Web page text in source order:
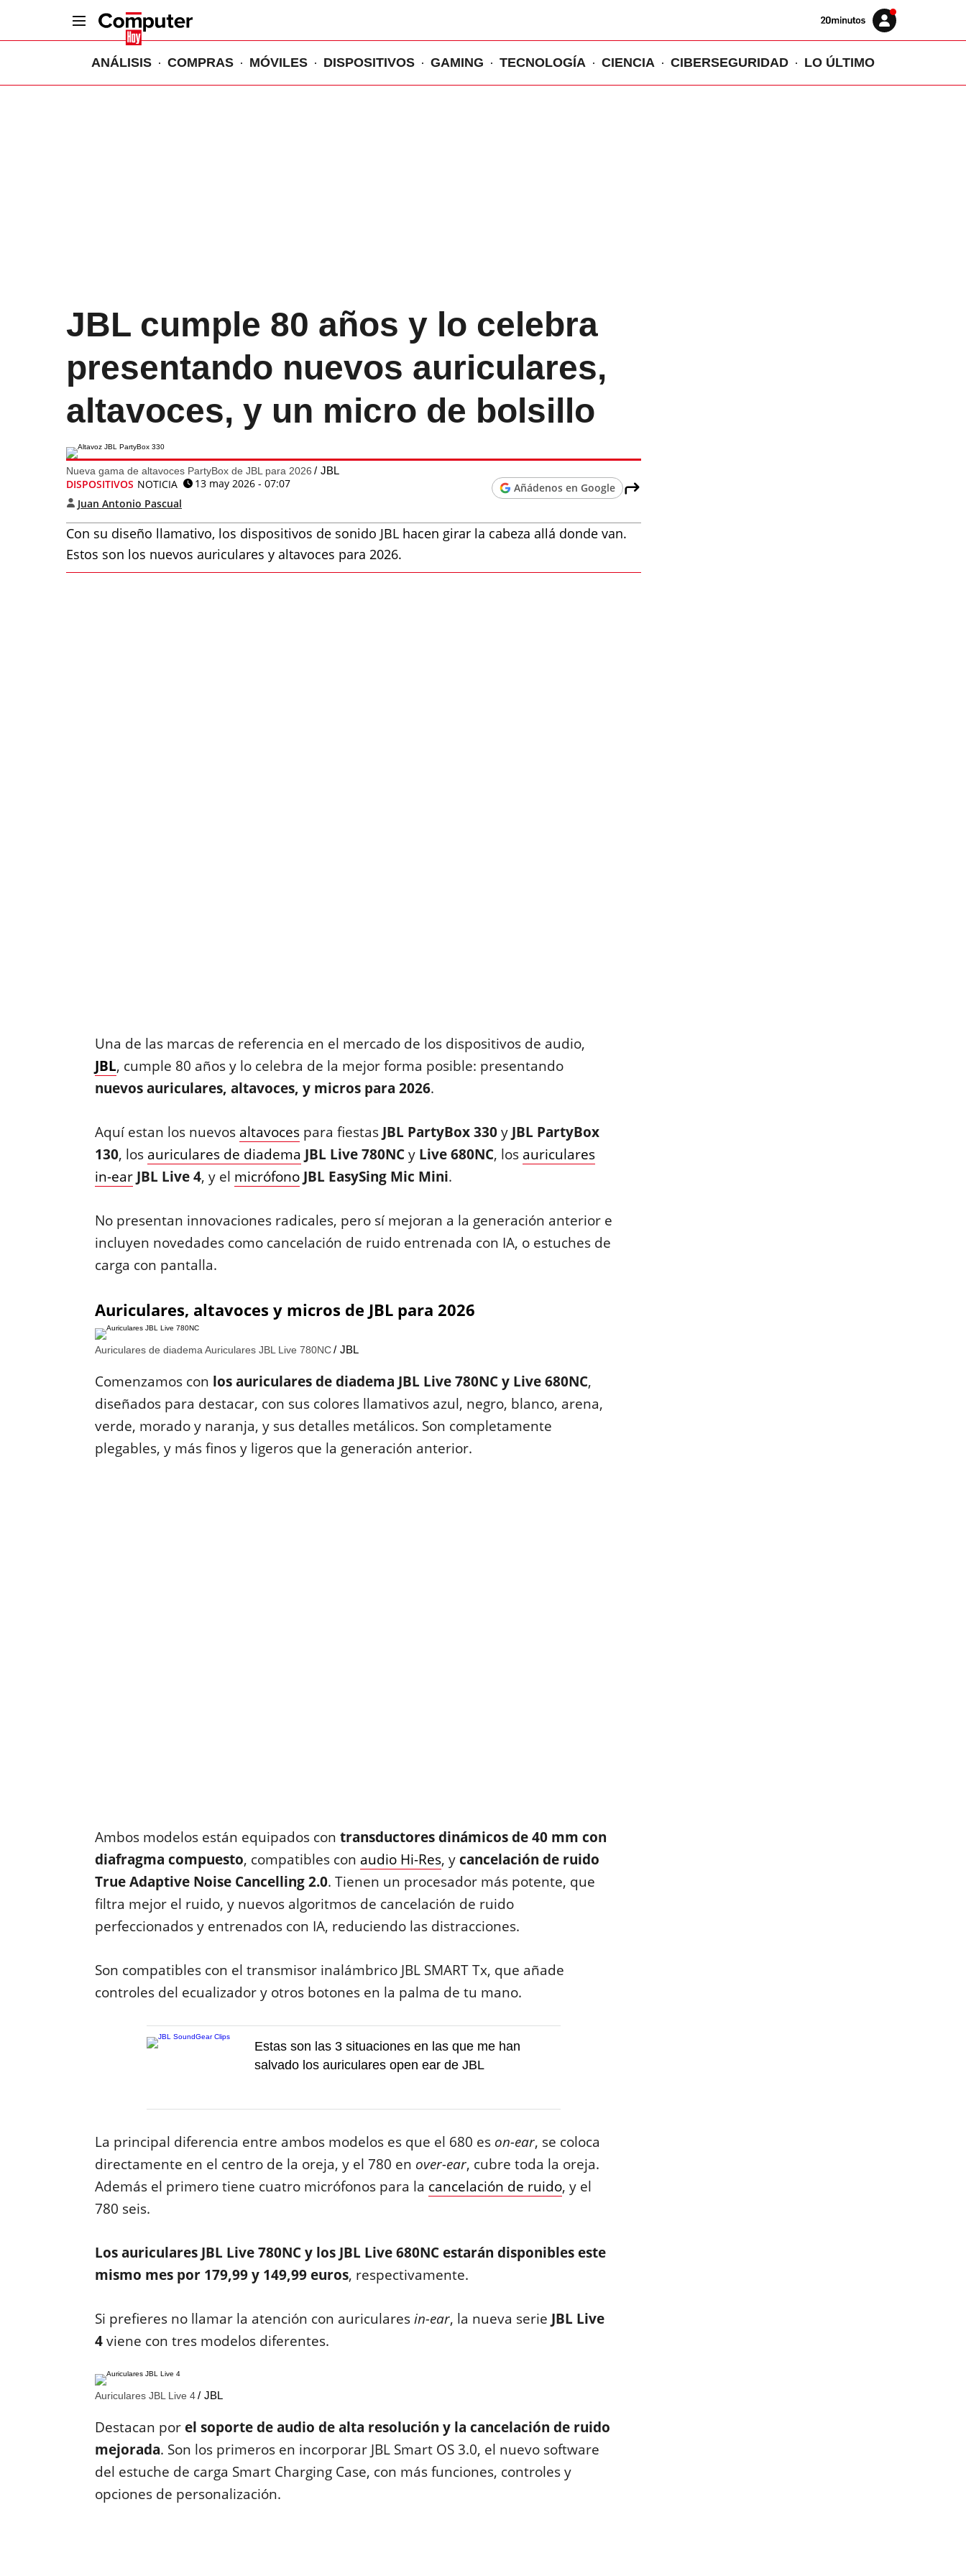
Volver
Iniciar
sesión
ANÁLISIS COMPRAS MÓVILES DISPOSITIVOS GAMING TECNOLOGÍA CIENCIA CIBERSEGURIDAD LO ÚLTIMO
JBL cumple 80 años y lo celebra
presentando nuevos auriculares,
altavoces, y un micro de bolsillo
Nueva gama de altavoces PartyBox de JBL para 2026 JBL
DISPOSITIVOS NOTICIA
13 may 2026 - 07:07
Juan Antonio Pascual
Añádenos en Google
Con su diseño llamativo, los dispositivos de sonido JBL hacen girar la cabeza allá donde van.
Estos son los nuevos auriculares y altavoces para 2026.
Una de las marcas de referencia en el mercado de los dispositivos de audio,
JBL, cumple 80 años y lo celebra de la mejor forma posible: presentando
nuevos auriculares, altavoces, y micros para 2026.
Aquí estan los nuevos altavocespara fiestas JBL PartyBox 330y JBL PartyBox
130, los auriculares de diadema JBL Live 780NCy Live 680NC, los auriculares
in-earJBL Live 4, y el micrófonoJBL EasySing Mic Mini.
No presentan innovaciones radicales, pero sí mejoran a la generación anterior e
incluyen novedades como cancelación de ruido entrenada con IA, o estuches de
carga con pantalla.
Auriculares, altavoces y micros de JBL para 2026
Auriculares de diadema Auriculares JBL Live 780NC JBL
Comenzamos con los auriculares de diadema JBL Live 780NC y Live 680NC,
diseñados para destacar, con sus colores llamativos azul, negro, blanco, arena,
verde, morado y naranja, y sus detalles metálicos. Son completamente
plegables, y más finos y ligeros que la generación anterior.
Ambos modelos están equipados con transductores dinámicos de 40 mm con
diafragma compuesto, compatibles con audio Hi-Res, ycancelación de ruido
True Adaptive Noise Cancelling 2.0. Tienen un procesador más potente, que
filtra mejor el ruido, y nuevos algoritmos de cancelación de ruido
perfeccionados y entrenados con IA, reduciendo las distracciones.
Son compatibles con el transmisor inalámbrico JBL SMART Tx, que añade
controles del ecualizador y otros botones en la palma de tu mano.
Estas son las 3 situaciones en las que me han
salvado los auriculares open ear de JBL
La principal diferencia entre ambos modelos es que el 680 es on-ear, se coloca
directamente en el centro de la oreja, y el 780 en over-ear, cubre toda la oreja.
Además el primero tiene cuatro micrófonos para la cancelación de ruido, y el
780 seis.
Los auriculares JBL Live 780NC y los JBL Live 680NC estarán disponibles este
mismo mes por 179,99 y 149,99 euros, respectivamente.
Si prefieres no llamar la atención con auricularesin-ear, la nueva serie JBL Live
4viene con tres modelos diferentes.
Auriculares JBL Live 4 JBL
Destacan porel soporte de audio de alta resolución y la cancelación de ruido
mejorada. Son los primeros en incorporar JBL Smart OS 3.0, el nuevo software
del estuche de carga Smart Charging Case, con más funciones, controles y
opciones de personalización.